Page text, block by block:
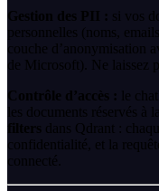
Gestion des PII : si vos
personnelles (noms,
couche d’anonymisation
de Microsoft). Ne laissez
Contrôle d’accès : le
les documents réservés à
filters dans Qdrant :
confidentialité, et la
connecté.